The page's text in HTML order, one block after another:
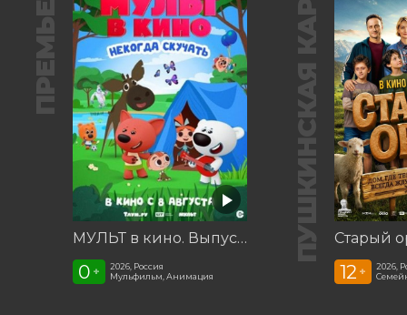
ПРЕМЬЕРА
МУЛЬТ в кино. Выпуск №198. Некогда скучать
0 +
2026, Россия
Мульфильм, Анимация
ПУШКИНСКАЯ КАРТА Старый
12 +
2026,